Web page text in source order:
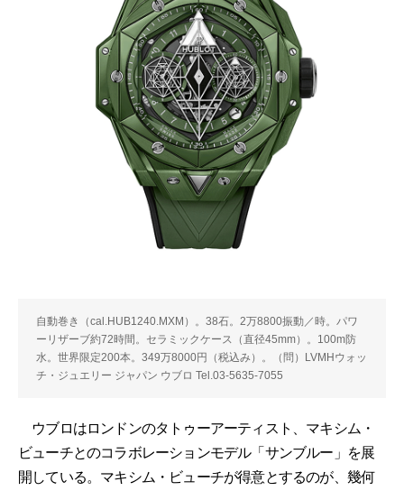
自動巻き（cal.HUB1240.MXM）。38石。2万8800振動／時。パワ
ーリザーブ約72時間。セラミックケース（直径45mm）。100m防
水。世界限定200本。349万8000円（税込み）。（問）LVMHウォッ
チ・ジュエリー ジャパン ウブロ Tel.03-5635-7055
ウブロはロンドンのタトゥーアーティスト、マキシム・
ビューチとのコラボレーションモデル「サンブルー」を展
開している。マキシム・ビューチが得意とするのが、幾何